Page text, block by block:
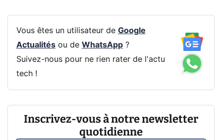
Vous êtes un utilisateur de Google
Actualitésou de WhatsApp?
Suivez-nous pour ne rien rater de l'actu
tech !
Inscrivez-vous à notre newsletter
quotidienne